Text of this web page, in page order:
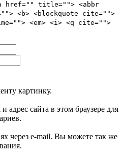
href="" title=""> <abbr
<b> <blockquote cite="">
<em> <i> <q cite="">
картинку.
адрес сайта в этом браузере для
через e-mail. Вы можете так же